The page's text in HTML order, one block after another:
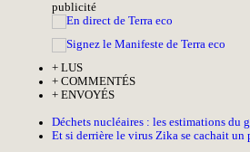
publicité
+ LUS
+ COMMENTÉS
+ ENVOYÉS
Déchets nucléaires : les estimations du
Et si derrière le virus Zika se cachait un